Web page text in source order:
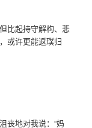
比起持守解构、悲
或许更能返璞归
丧地对我说：“妈